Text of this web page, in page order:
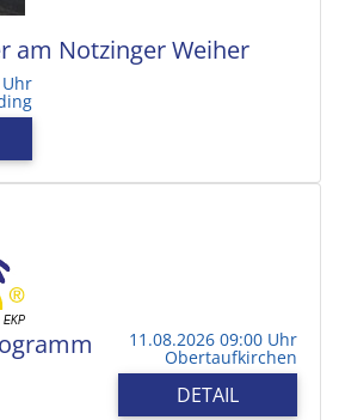
am Notzinger Weiher
Uhr
11.08.2026 09:00 Uhr
Obertaufkirchen
DETAIL